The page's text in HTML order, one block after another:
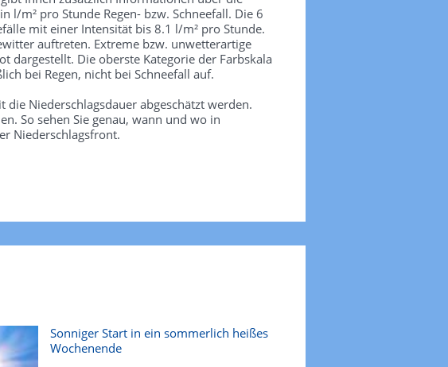
l/m² pro Stunde Regen- bzw. Schneefall. Die 6
mit einer Intensität bis 8.1 l/m² pro Stunde.
auftreten. Extreme bzw. unwetterartige
dargestellt. Die oberste Kategorie der Farbskala
bei Regen, nicht bei Schneefall auf.
Niederschlagsdauer abgeschätzt werden.
So sehen Sie genau, wann und wo in
Niederschlagsfront.
Sonniger Start in ein sommerlich heißes
Wochenende